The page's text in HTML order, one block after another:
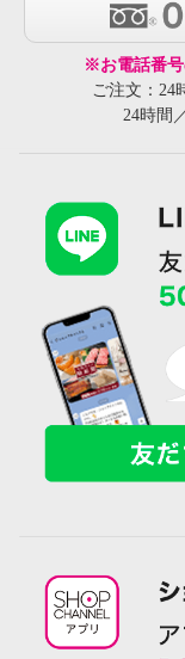
※お電話番号
ご注文：24
24時間